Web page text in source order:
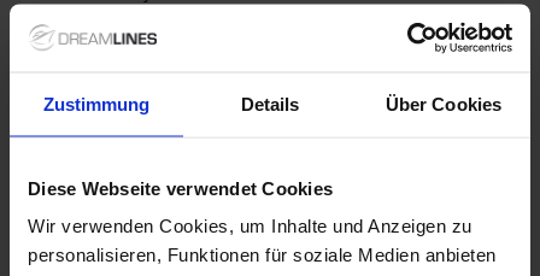
Zustimmung Details Über Cookies
Diese Webseite verwendet Cookies
Wir verwenden Cookies, um Inhalte und Anzeigen zu
personalisieren, Funktionen für soziale Medien anbieten
Betrag wird Ihnen auf Ihr Bordkonto gutgeschrieben
1 / 6
Sukapha
4/51 Bewertungen